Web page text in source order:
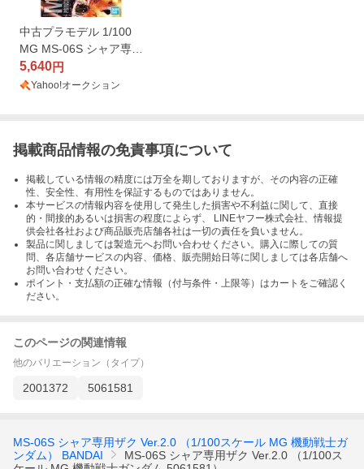
中古プラモデル 1/100
MG MS-06S シャア専用
ザク Ver.2.0 「機動戦士
ガンダム」 [5061581]
5,640円
Yahoo!オークション
掲載商品情報の免責事項について
掲載している情報の精度には万全を期しておりますが、その内容の正確
性、安全性、有用性を保証するものではありません。
本サービスの情報内容を使用して発生した損害や不利益に関して、直接
的・間接的あるいは損害の程度によらず、 LINEヤフー株式会社、情報提
供会社各社および商品販売店舗各社は一切の責任を負いません。
製品に関しましては製造元へお問い合わせください。購入に際しての質
問、各店舗サービスの内容、価格、販売開始日等に関しましては各店舗へ
お問い合わせください。
ポイント・支払額の正確な情報（付与条件・上限等）はカートをご確認く
ださい。
このページの関連情報
他のバリエーション（タイプ）
2001372 5061581
MS-06S シャア専用ザク Ver.2.0 （1/100スケール MG 機動戦士ガ
ンダム） BANDAI
MS-06S シャア専用ザク Ver.2.0 （1/100ス